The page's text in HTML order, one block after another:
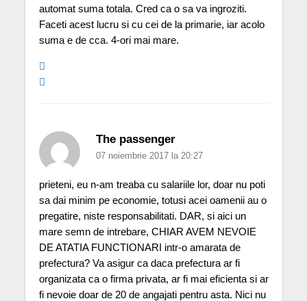
automat suma totala. Cred ca o sa va ingroziti.
Faceti acest lucru si cu cei de la primarie, iar acolo
suma e de cca. 4-ori mai mare.
The passenger
07 noiembrie 2017 la 20:27
prieteni, eu n-am treaba cu salariile lor, doar nu poti
sa dai minim pe economie, totusi acei oamenii au o
pregatire, niste responsabilitati. DAR, si aici un
mare semn de intrebare, CHIAR AVEM NEVOIE
DE ATATIA FUNCTIONARI intr-o amarata de
prefectura? Va asigur ca daca prefectura ar fi
organizata ca o firma privata, ar fi mai eficienta si ar
fi nevoie doar de 20 de angajati pentru asta. Nici nu